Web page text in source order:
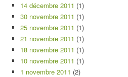
14 décembre 2011 (1)
30 novembre 2011 (1)
25 novembre 2011 (1)
21 novembre 2011 (1)
18 novembre 2011 (1)
10 novembre 2011 (1)
1 novembre 2011 (2)